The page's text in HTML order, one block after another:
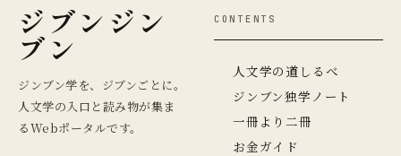
ジブンジン
ブン
ジンブン学を、ジブンごとに。
人文学の入口と読み物が集ま
るWebポータルです。
CONTENTS
人文学の道しるべ
ジンブン独学ノート
一冊より二冊
お金ガイド